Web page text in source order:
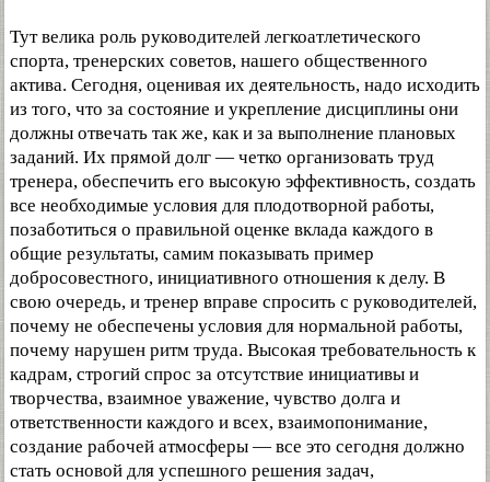
Тут велика роль руководителей легкоатлетического
спорта, тренерских советов, нашего общественного
актива. Сегодня, оценивая их деятельность, надо исходить
из того, что за состояние и укрепление дисциплины они
должны отвечать так же, как и за выполнение плановых
заданий. Их прямой долг — четко организовать труд
тренера, обеспечить его высокую эффективность, создать
все необходимые условия для плодотворной работы,
позаботиться о правильной оценке вклада каждого в
общие результаты, самим показывать пример
добросовестного, инициативного отношения к делу. В
свою очередь, и тренер вправе спросить с руководителей,
почему не обеспечены условия для нормальной работы,
почему нарушен ритм труда. Высокая требовательность к
кадрам, строгий спрос за отсутствие инициативы и
творчества, взаимное уважение, чувство долга и
ответственности каждого и всех, взаимопонимание,
создание рабочей атмосферы — все это сегодня должно
стать основой для успешного решения задач,